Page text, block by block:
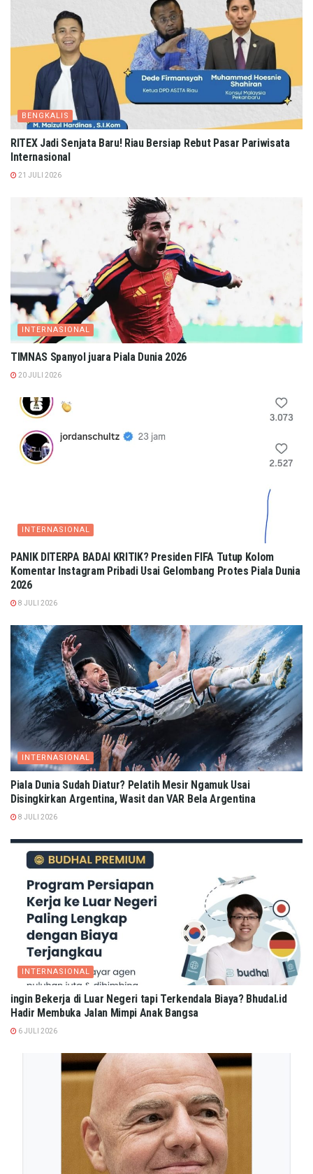
BENGKALIS
RITEX Jadi Senjata Baru! Riau Bersiap Rebut Pasar Pariwisata
Internasional
21 JULI 2026
INTERNASIONAL
TIMNAS Spanyol juara Piala Dunia 2026
20 JULI 2026
INTERNASIONAL
PANIK DITERPA BADAI KRITIK? Presiden FIFA Tutup Kolom
Komentar Instagram Pribadi Usai Gelombang Protes Piala Dunia
2026
8 JULI 2026
INTERNASIONAL
Piala Dunia Sudah Diatur? Pelatih Mesir Ngamuk Usai
Disingkirkan Argentina, Wasit dan VAR Bela Argentina
8 JULI 2026
INTERNASIONAL
ingin Bekerja di Luar Negeri tapi Terkendala Biaya? Bhudal.id
Hadir Membuka Jalan Mimpi Anak Bangsa
6 JULI 2026